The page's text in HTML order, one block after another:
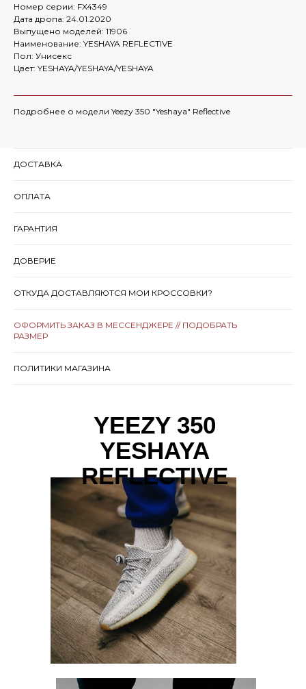
Номер серии: FX4349
Дата дропа: 24.01.2020
Выпущено моделей: 11906
Наименование: YESHAYA REFLECTIVE
Пол: Унисекс
Цвет: YESHAYA/YESHAYA/YESHAYA
Подробнее о модели Yeezy 350 "Yeshaya" Reflective
ДОСТАВКА
ОПЛАТА
ГАРАНТИЯ
ДОВЕРИЕ
ОТКУДА ДОСТАВЛЯЮТСЯ МОИ КРОССОВКИ?
ОФОРМИТЬ ЗАКАЗ В МЕССЕНДЖЕРЕ // ПОДОБРАТЬ
РАЗМЕР
ПОЛИТИКИ МАГАЗИНА
YEEZY 350
YESHAYA
REFLECTIVE